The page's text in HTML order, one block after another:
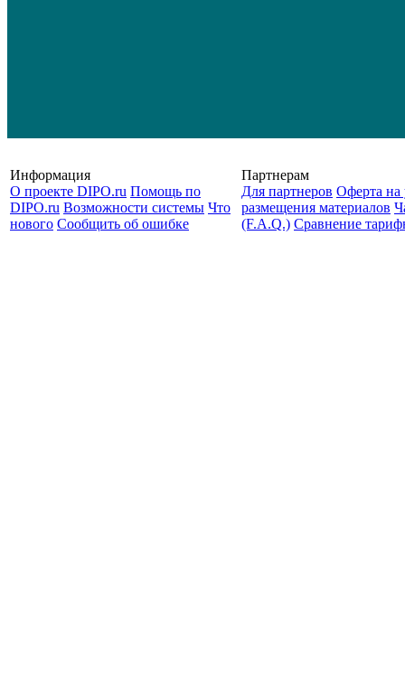
Информация
О проекте DIPO.ru Помощь по
DIPO.ru Возможности системы Что
нового Сообщить об ошибке
Партнерам
Для партнеров Оферта на
размещения материалов
(F.A.Q.) Cравнение